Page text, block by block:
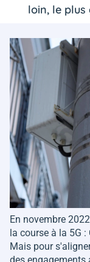
loin, le
En novembre
la course à la 5G
Mais pour